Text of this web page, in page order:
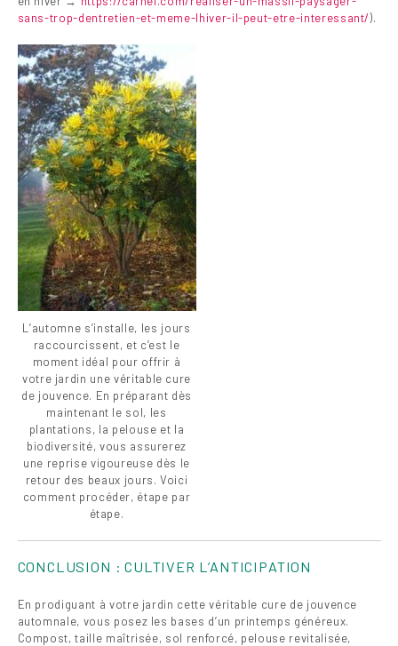
sans-trop-dentretien-et-meme-lhiver-il-peut-etre-interessant/).
L’automne s’installe, les jours
raccourcissent, et c’est le
moment idéal pour offrir à
votre jardin une véritable cure
de jouvence. En préparant dès
maintenant le sol, les
plantations, la pelouse et la
biodiversité, vous assurerez
une reprise vigoureuse dès le
retour des beaux jours. Voici
comment procéder, étape par
étape.
CONCLUSION : CULTIVER L’ANTICIPATION
En prodiguant à votre jardin cette véritable cure de jouvence
automnale, vous posez les bases d’un printemps généreux.
Compost, taille maîtrisée, sol renforcé, pelouse revitalisée,